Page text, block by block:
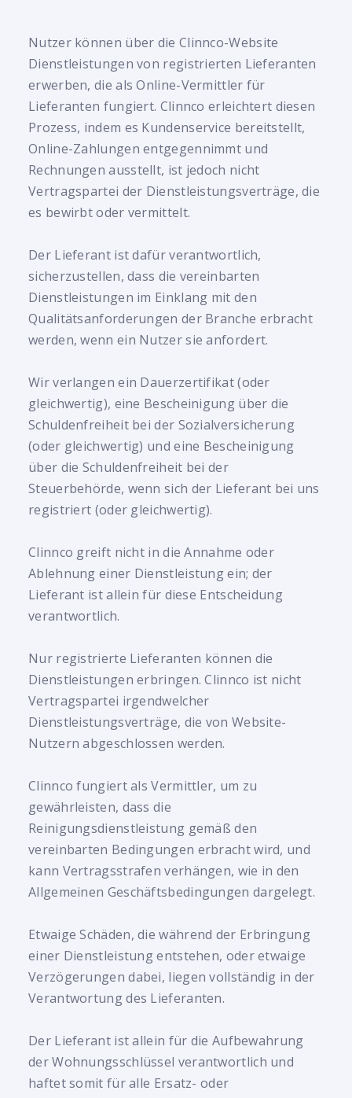
Nutzer können über die Clinnco-Website
Dienstleistungen von registrierten Lieferanten
erwerben, die als Online-Vermittler für
Lieferanten fungiert. Clinnco erleichtert diesen
Prozess, indem es Kundenservice bereitstellt,
Online-Zahlungen entgegennimmt und
Rechnungen ausstellt, ist jedoch nicht
Vertragspartei der Dienstleistungsverträge, die
es bewirbt oder vermittelt.
Der Lieferant ist dafür verantwortlich,
sicherzustellen, dass die vereinbarten
Dienstleistungen im Einklang mit den
Qualitätsanforderungen der Branche erbracht
werden, wenn ein Nutzer sie anfordert.
Wir verlangen ein Dauerzertifikat (oder
gleichwertig), eine Bescheinigung über die
Schuldenfreiheit bei der Sozialversicherung
(oder gleichwertig) und eine Bescheinigung
über die Schuldenfreiheit bei der
Steuerbehörde, wenn sich der Lieferant bei uns
registriert (oder gleichwertig).
Clinnco greift nicht in die Annahme oder
Ablehnung einer Dienstleistung ein; der
Lieferant ist allein für diese Entscheidung
verantwortlich.
Nur registrierte Lieferanten können die
Dienstleistungen erbringen. Clinnco ist nicht
Vertragspartei irgendwelcher
Dienstleistungsverträge, die von Website-
Nutzern abgeschlossen werden.
Clinnco fungiert als Vermittler, um zu
gewährleisten, dass die
Reinigungsdienstleistung gemäß den
vereinbarten Bedingungen erbracht wird, und
kann Vertragsstrafen verhängen, wie in den
Allgemeinen Geschäftsbedingungen dargelegt.
Etwaige Schäden, die während der Erbringung
einer Dienstleistung entstehen, oder etwaige
Verzögerungen dabei, liegen vollständig in der
Verantwortung des Lieferanten.
Der Lieferant ist allein für die Aufbewahrung
der Wohnungsschlüssel verantwortlich und
haftet somit für alle Ersatz- oder